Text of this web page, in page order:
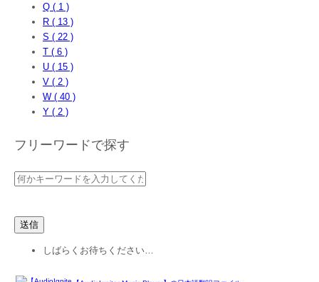
Q ( 1 )
R ( 13 )
S ( 22 )
T ( 6 )
U ( 15 )
V ( 2 )
W ( 40 )
Y ( 2 )
フリーワードで探す
しばらくお待ちください…